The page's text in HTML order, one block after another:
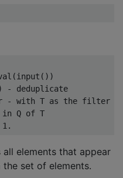
- deduplicate
T as the filter
in Q of T
elements that appear
set of elements.